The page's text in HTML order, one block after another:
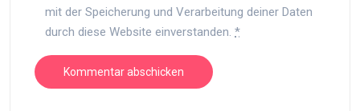
mit der Speicherung und Verarbeitung deiner Daten
durch diese Website einverstanden. *